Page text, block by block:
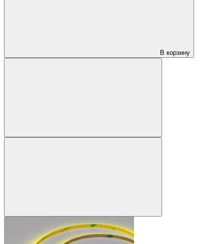
В корзину